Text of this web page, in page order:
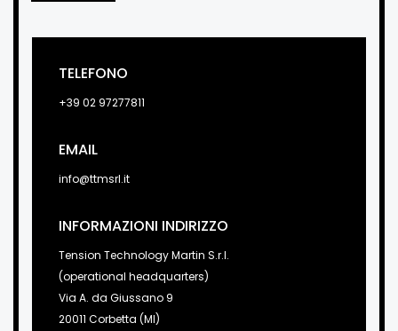
TELEFONO
+39 02 97277811
EMAIL
info@ttmsrl.it
INFORMAZIONI INDIRIZZO
Tension Technology Martin S.r.l.
(operational headquarters)
Via A. da Giussano 9
20011 Corbetta (MI)